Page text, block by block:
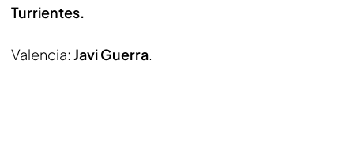
Turrientes.
Valencia: Javi Guerra.